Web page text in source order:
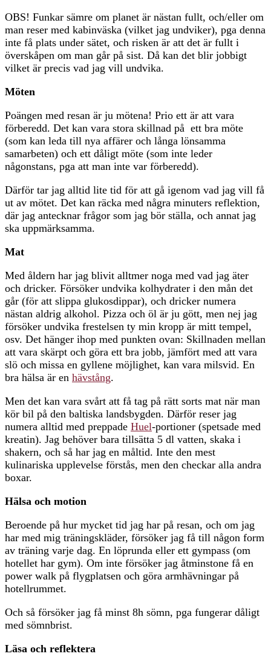
OBS! Funkar sämre om planet är nästan fullt, och/eller om
man reser med kabinväska (vilket jag undviker), pga denna
inte få plats under sätet, och risken är att det är fullt i
överskåpen om man går på sist. Då kan det blir jobbigt
vilket är precis vad jag vill undvika.
Möten
Poängen med resan är ju mötena! Prio ett är att vara
förberedd. Det kan vara stora skillnad på ett bra möte
(som kan leda till nya affärer och långa lönsamma
samarbeten) och ett dåligt möte (som inte leder
någonstans, pga att man inte var förberedd).
Därför tar jag alltid lite tid för att gå igenom vad jag vill få
ut av mötet. Det kan räcka med några minuters reflektion,
där jag antecknar frågor som jag bör ställa, och annat jag
ska uppmärksamma.
Mat
Med åldern har jag blivit alltmer noga med vad jag äter
och dricker. Försöker undvika kolhydrater i den mån det
går (för att slippa glukosdippar), och dricker numera
nästan aldrig alkohol. Pizza och öl är ju gött, men nej jag
försöker undvika frestelsen ty min kropp är mitt tempel,
osv. Det hänger ihop med punkten ovan: Skillnaden mellan
att vara skärpt och göra ett bra jobb, jämfört med att vara
slö och missa en gyllene möjlighet, kan vara milsvid. En
bra hälsa är en hävstång.
Men det kan vara svårt att få tag på rätt sorts mat när man
kör bil på den baltiska landsbygden. Därför reser jag
numera alltid med preppade Huel-portioner (spetsade med
kreatin). Jag behöver bara tillsätta 5 dl vatten, skaka i
shakern, och så har jag en måltid. Inte den mest
kulinariska upplevelse förstås, men den checkar alla andra
boxar.
Hälsa och motion
Beroende på hur mycket tid jag har på resan, och om jag
har med mig träningskläder, försöker jag få till någon form
av träning varje dag. En löprunda eller ett gympass (om
hotellet har gym). Om inte försöker jag åtminstone få en
power walk på flygplatsen och göra armhävningar på
hotellrummet.
Och så försöker jag få minst 8h sömn, pga fungerar dåligt
med sömnbrist.
Läsa och reflektera